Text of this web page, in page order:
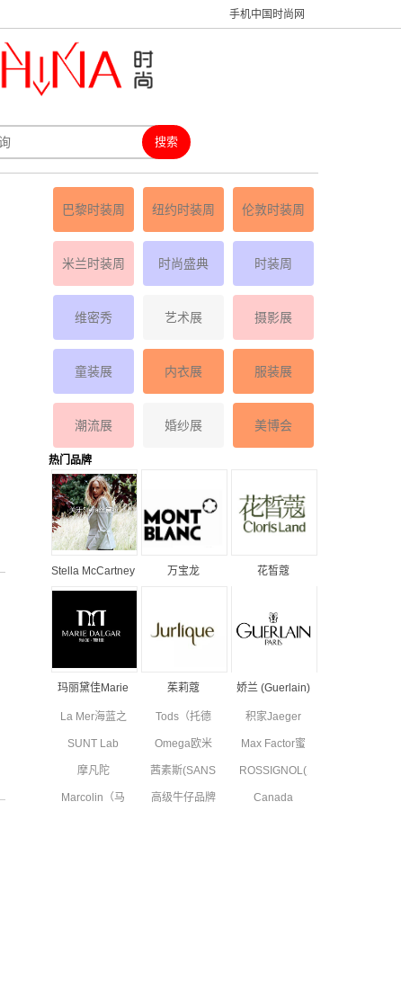
手机中国时尚网
巴黎时装周 纽约时装周 伦敦时装周
米兰时装周 时尚盛典 时装周
维密秀 艺术展 摄影展
童装展 内衣展 服装展
潮流展 婚纱展 美博会
热门品牌
Stella McCartney
丝黛拉•麦卡妮品
牌资料介绍
万宝龙
花皙蔻
玛丽黛佳Marie
简介
茱莉蔻
资料简介
娇兰 (Guerlain)
La Mer海蓝之
Tods（托德
斯）品牌资料
简介
积家Jaeger
Le Coultre品
牌资料简介
SUNT Lab
(SUN'T集团旗
下童装)全新
副线品牌资料
Omega欧米
茄品牌资料简
介
Max Factor蜜
摩凡陀
MOVADO品
茜素斯(SANS
SOUCIS)品牌
资料简介
ROSSIGNOL(卢
Marcolin（马
高级牛仔品牌
Canada